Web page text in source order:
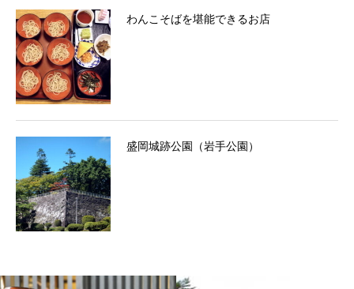
わんこそばを堪能できるお店
盛岡城跡公園（岩手公園）